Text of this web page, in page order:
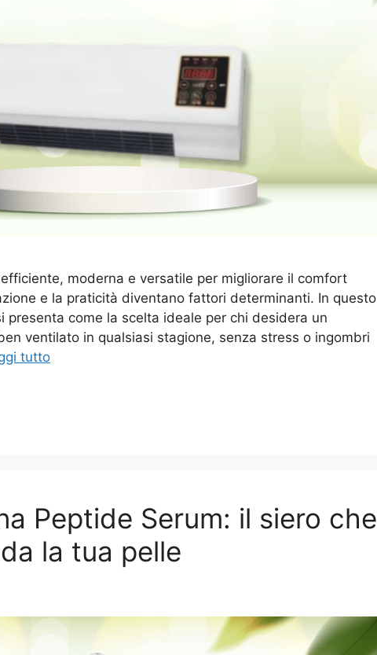
moderna e versatile per migliorare il comfort
e la praticità diventano fattori determinanti. In questo
presenta come la scelta ideale per chi desidera un
ventilato in qualsiasi stagione, senza stress o ingombri
tutto
Peptide Serum: il siero che
la tua pelle